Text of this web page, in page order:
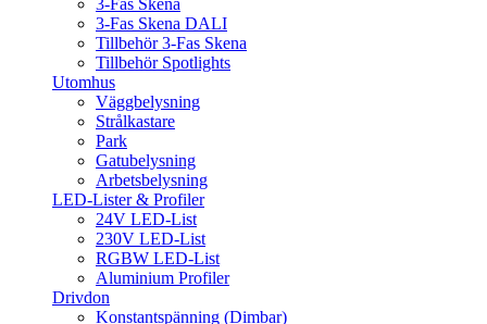
3-Fas Skena
3-Fas Skena DALI
Tillbehör 3-Fas Skena
Tillbehör Spotlights
Utomhus
Väggbelysning
Strålkastare
Park
Gatubelysning
Arbetsbelysning
LED-Lister & Profiler
24V LED-List
230V LED-List
RGBW LED-List
Aluminium Profiler
Drivdon
Konstantspänning (Dimbar)